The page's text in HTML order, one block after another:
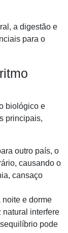
a digestão e
para o
biológico e
principais,
outro país, o
causando o
cansaço
noite e dorme
natural interfere
pode